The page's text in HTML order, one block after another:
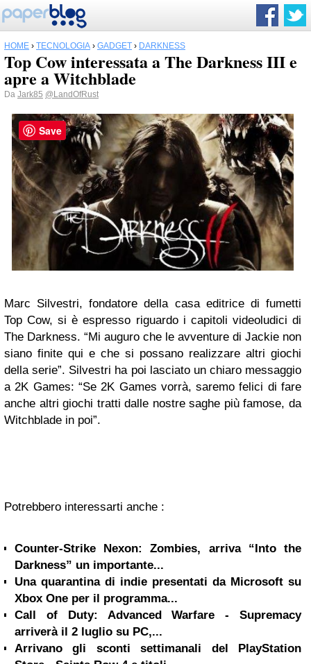
HOME › TECNOLOGIA › GADGET › DARKNESS
Top Cow interessata a The Darkness III e
apre a Witchblade
Da Jark85 @LandOfRust
Marc Silvestri, fondatore della casa editrice di fumetti
Top Cow, si è espresso riguardo i capitoli videoludici di
The Darkness. “Mi auguro che le avventure di Jackie non
siano finite qui e che si possano realizzare altri giochi
della serie”. Silvestri ha poi lasciato un chiaro messaggio
a 2K Games: “Se 2K Games vorrà, saremo felici di fare
anche altri giochi tratti dalle nostre saghe più famose, da
Witchblade in poi”.
Potrebbero interessarti anche :
Counter-Strike Nexon: Zombies, arriva “Into the
Darkness” un importante...
Una quarantina di indie presentati da Microsoft su
Xbox One per il programma...
Call of Duty: Advanced Warfare - Supremacy
arriverà il 2 luglio su PC,...
Arrivano gli sconti settimanali del PlayStation
Save